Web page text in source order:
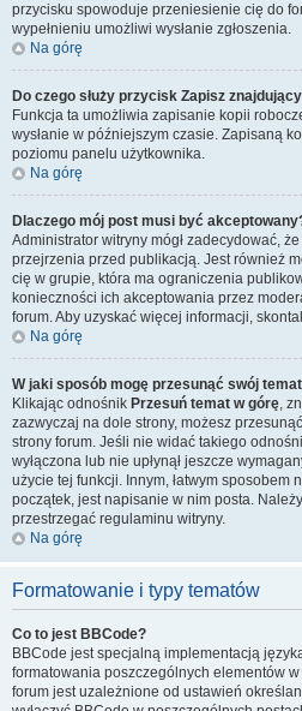
przycisku spowoduje przeniesienie cię do
wypełnieniu umożliwi wysłanie zgłoszenia.
Na górę
Do czego służy przycisk Zapisz
Funkcja ta umożliwia zapisanie kopii
wysłanie w późniejszym czasie. Zapisaną
poziomu panelu użytkownika.
Na górę
Dlaczego mój post musi być
Administrator witryny mógł zadecydować,
przejrzenia przed publikacją. Jest również
cię w grupie, która ma ograniczenia
konieczności ich akceptowania przez
forum. Aby uzyskać więcej informacji,
Na górę
W jaki sposób mogę przesunąć swój
Klikając odnośnik Przesuń temat w górę,
zazwyczaj na dole strony, możesz
strony forum. Jeśli nie widać takiego
wyłączona lub nie upłynął jeszcze
użycie tej funkcji. Innym, łatwym sposobem
początek, jest napisanie w nim posta.
przestrzegać regulaminu witryny.
Na górę
Formatowanie i typy tematów
Co to jest BBCode?
BBCode jest specjalną implementacją
formatowania poszczególnych elementów
forum jest uzależnione od ustawień